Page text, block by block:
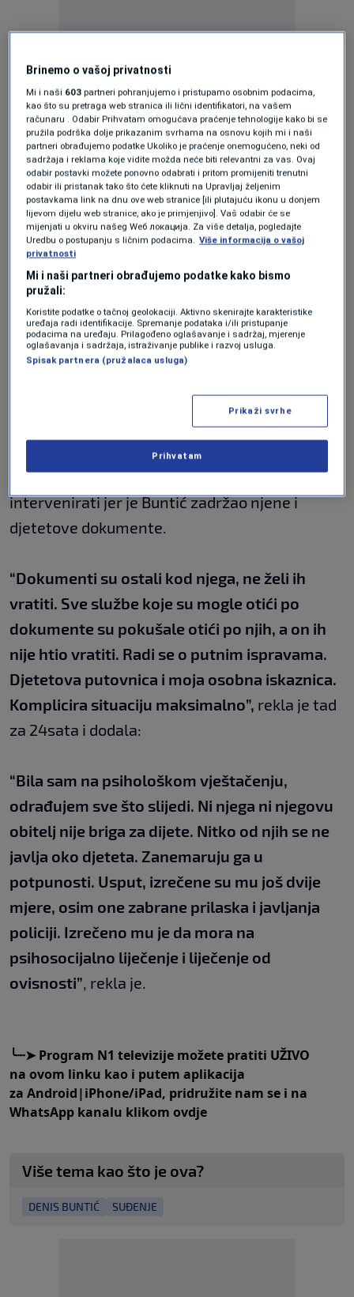
Njegova bivša supruga Klara Buntić ga je
prijavila za obiteljsko nasilje, točnije, da ju je
pretukao, i to ispred njihovog
devetomjesečnog djeteta. Prilikom pretrage
kuće, policija je pronašla arsenal ilegalnog
oružja: automatske puške i zolju.
Podsjetimo, Klara Buntić ga je 22. septembra
2023. godine prijavila Buntića policiji. Unatoč
teškoj optužbi i pronađenom arsenalu oružja,
sud u Ljubuškom na kojem mu godinama radi
njegova majka, odlučio je da ne mora u pritvor.
U međuvremenu, objavljen je mučan
suprugu, ali i dalje je na slobodi. Unatoč
žalbama tužiteljstva, sud u Ljubuškom i dalje
ustraje na tome da ne mora iza rešetaka.
Rastala se od njega, a sud je morao
intervenirati jer je Buntić zadržao njene i
djetetove dokumente.
“Dokumenti su ostali kod njega, ne želi ih
vratiti. Sve službe koje su mogle otići po
dokumente su pokušale otići po njih, a on ih
nije htio vratiti. Radi se o putnim ispravama.
Djetetova putovnica i moja osobna iskaznica.
Komplicira situaciju maksimalno”, rekla je tad
za 24sata i dodala:
“Bila sam na psihološkom vještačenju,
odrađujem sve što slijedi. Ni njega ni njegovu
obitelj nije briga za dijete. Nitko od njih se ne
javlja oko djeteta. Zanemaruju ga u
potpunosti. Usput, izrečene su mu još dvije
mjere, osim one zabrane prilaska i javljanja
policiji. Izrečeno mu je da mora na
psihosocijalno liječenje i liječenje od
ovisnosti” , rekla je.
╰┈➤Program N1 televizije možete pratiti UŽIVO
na ovom linku kao i putem aplikacija
za Android|iPhone/iPad, pridružite nam se i na
WhatsApp kanalu klikom ovdje
Više tema kao što je ova?
DENIS BUNTIĆ SUĐENJE
Brinemo o vašoj privatnosti
Mi i naši 603 partneri pohranjujemo i pristupamo osobnim podacima,
kao što su pretraga web stranica ili lični identifikatori, na vašem
računaru . Odabir Prihvatam omogućava praćenje tehnologije kako bi se
pružila podrška dolje prikazanim svrhama na osnovu kojih mi i naši
partneri obrađujemo podatke Ukoliko je praćenje onemogućeno, neki od
sadržaja i reklama koje vidite možda neće biti relevantni za vas. Ovaj
odabir postavki možete ponovno odabrati i pritom promijeniti trenutni
odabir ili pristanak tako što ćete kliknuti na Upravljaj željenim
postavkama link na dnu ove web stranice [ili plutajuću ikonu u donjem
lijevom dijelu web stranice, ako je primjenjivo]. Vaš odabir će se
mijenjati u okviru našeg Wеб локација. Za više detalja, pogledajte
Uredbu o postupanju s ličnim podacima. Više informacija o vašoj
privatnosti
Mi i naši partneri obrađujemo podatke kako bismo
pružali:
Koristite podatke o tačnoj geolokaciji. Aktivno skenirajte karakteristike
uređaja radi identifikacije. Spremanje podataka i/ili pristupanje
podacima na uređaju. Prilagođeno oglašavanje i sadržaj, mjerenje
oglašavanja i sadržaja, istraživanje publike i razvoj usluga.
Spisak partnera (pružalaca usluga)
Prikaži svrhe
Prihvatam